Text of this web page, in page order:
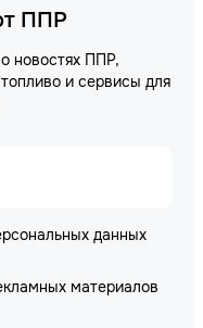
ППР
новостях ППР,
и сервисы для
данных
материалов